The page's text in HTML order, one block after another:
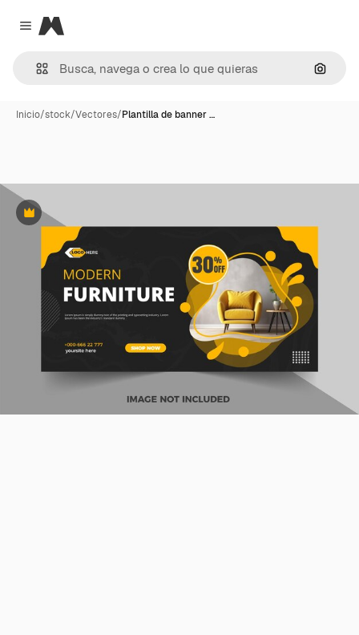
Close menu
Magnific
Inicio/stock/Vectores/Plantilla de banner …
Premium